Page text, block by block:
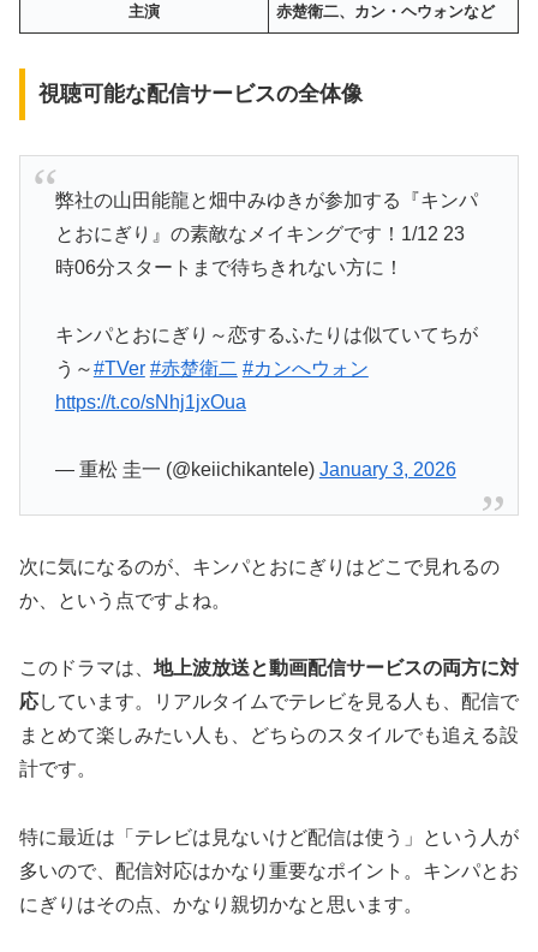
主演 赤楚衛二、カン・ヘウォンなど
視聴可能な配信サービスの全体像
弊社の山田能龍と畑中みゆきが参加する『キンパ
とおにぎり』の素敵なメイキングです！1/12 23
時06分スタートまで待ちきれない方に！
キンパとおにぎり～恋するふたりは似ていてちが
う～#TVer #赤楚衛二 #カンへウォン
https://t.co/sNhj1jxOua
— 重松 圭一 (@keiichikantele) January 3, 2026
次に気になるのが、キンパとおにぎりはどこで見れるの
か、という点ですよね。
このドラマは、 地上波放送と動画配信サービスの両方に対
応しています。リアルタイムでテレビを見る人も、配信で
まとめて楽しみたい人も、どちらのスタイルでも追える設
計です。
特に最近は「テレビは見ないけど配信は使う」という人が
多いので、配信対応はかなり重要なポイント。キンパとお
にぎりはその点、かなり親切かなと思います。